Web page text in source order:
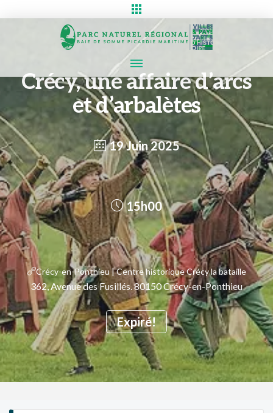
Crécy, une affaire d’arcs
et d’arbalètes
19 Juin 2025
Expiré!
15h00
Crécy-en-Ponthieu | Centre historique Crécy la bataille
362, Avenue des Fusillés. 80150 Crécy-en-Ponthieu